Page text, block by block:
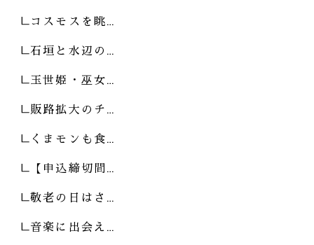
コスモスを眺…
石垣と水辺の…
玉世姫・巫女…
販路拡大のチ…
くまモンも食…
【申込締切間…
敬老の日はさ…
音楽に出会え…